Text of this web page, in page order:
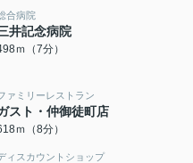
合病院
井記念病院
ｍ（7分）
ァミリーレストラン
スト・仲御徒町店
ｍ（8分）
ィスカウントショップ